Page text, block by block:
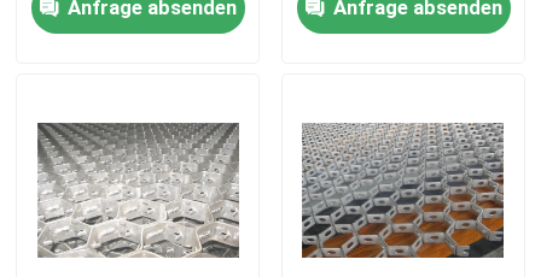
Qualitätskontrolle
Nachrichten
Fechten der geschweißten Masche
Anfrage absenden Anfrage absenden